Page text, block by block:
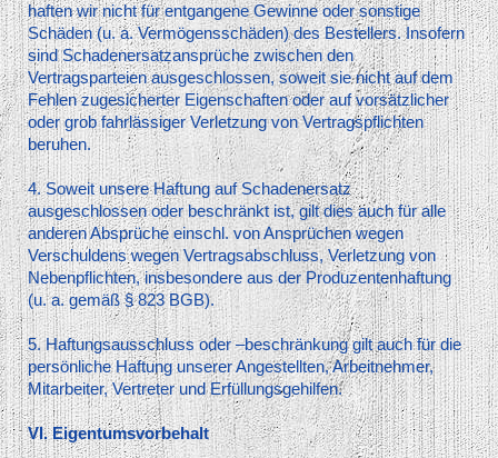
haften wir nicht für entgangene Gewinne oder sonstige
Schäden (u. a. Vermögensschäden) des Bestellers. Insofern
sind Schadenersatzansprüche zwischen den
Vertragsparteien ausgeschlossen, soweit sie nicht auf dem
Fehlen zugesicherter Eigenschaften oder auf vorsätzlicher
oder grob fahrlässiger Verletzung von Vertragspflichten
beruhen.
4. Soweit unsere Haftung auf Schadenersatz
ausgeschlossen oder beschränkt ist, gilt dies auch für alle
anderen Absprüche einschl. von Ansprüchen wegen
Verschuldens wegen Vertragsabschluss, Verletzung von
Nebenpflichten, insbesondere aus der Produzentenhaftung
(u. a. gemäß § 823 BGB).
5. Haftungsausschluss oder –beschränkung gilt auch für die
persönliche Haftung unserer Angestellten, Arbeitnehmer,
Mitarbeiter, Vertreter und Erfüllungsgehilfen.
VI. Eigentumsvorbehalt